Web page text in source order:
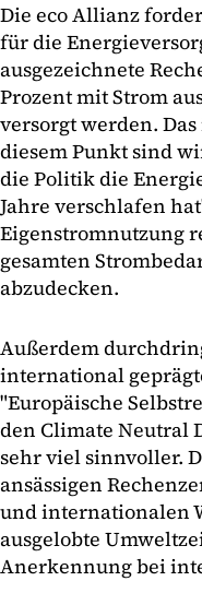
Die eco Allianz
für die
ausgezeichnete
Prozent mit Strom
versorgt werden.
diesem Punkt sind
die Politik die
Jahre verschlafen
Eigenstromnutzung
gesamten
abzudecken.
Außerdem
international
"Europäische
den Climate Neutral
sehr viel sinnvoller.
ansässigen
und internationalen
ausgelobte
Anerkennung bei